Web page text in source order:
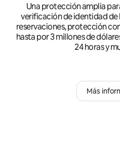
Una protección amplia
verificación de identidad de
reservaciones, protección
hasta por 3 millones de
24 horas y
Más